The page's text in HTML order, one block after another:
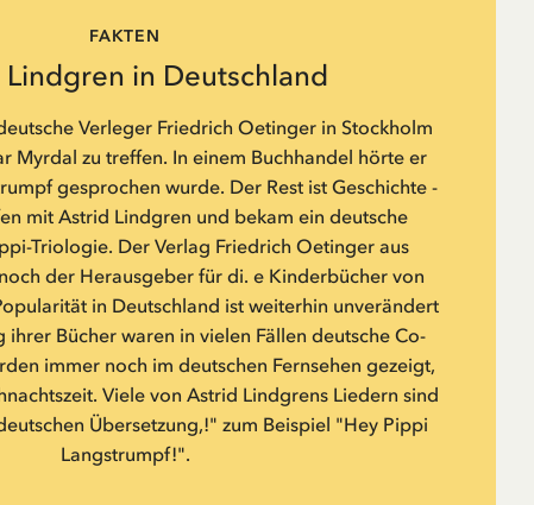
FAKTEN
in Deutschland
Verleger Friedrich Oetinger in Stockholm
Myrdal zu treffen. In einem Buchhandel hörte er
gesprochen wurde. Der Rest ist Geschichte -
mit Astrid Lindgren und bekam ein deutsche
Triologie. Der Verlag Friedrich Oetinger aus
der Herausgeber für di. e Kinderbücher von
in Deutschland ist weiterhin unverändert
Bücher waren in vielen Fällen deutsche Co-
immer noch im deutschen Fernsehen gezeigt,
Viele von Astrid Lindgrens Liedern sind
Übersetzung,!" zum Beispiel "Hey Pippi
Langstrumpf!".